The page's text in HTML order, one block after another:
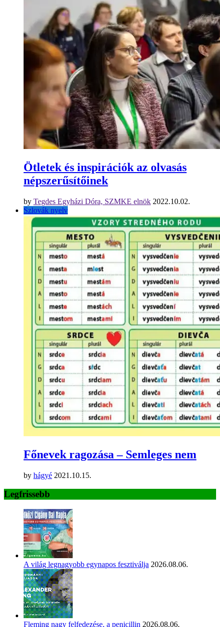
Ötletek és inspirációk az olvasás
népszerűsítőinek
by Tegdes Egyházi Dóra, SZMKE elnök 2022.10.02.
Szlovák nyelv
Főnevek ragozása – Semleges nem
by hágyé 2021.10.15.
Legfrissebb
A világ legnagyobb egynapos fesztiválja 2026.08.06.
Fleming nagy felfedezése, a penicillin 2026.08.06.